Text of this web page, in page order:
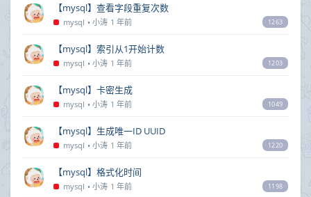
【mysql】查看字段重复次数
mysql •小涛 1 年前 1263
【mysql】索引从1开始计数
mysql •小涛 1 年前 1203
【mysql】卡密生成
mysql •小涛 1 年前 1049
【mysql】生成唯一ID UUID
mysql •小涛 1 年前 1220
【mysql】格式化时间
mysql •小涛 1 年前 1198